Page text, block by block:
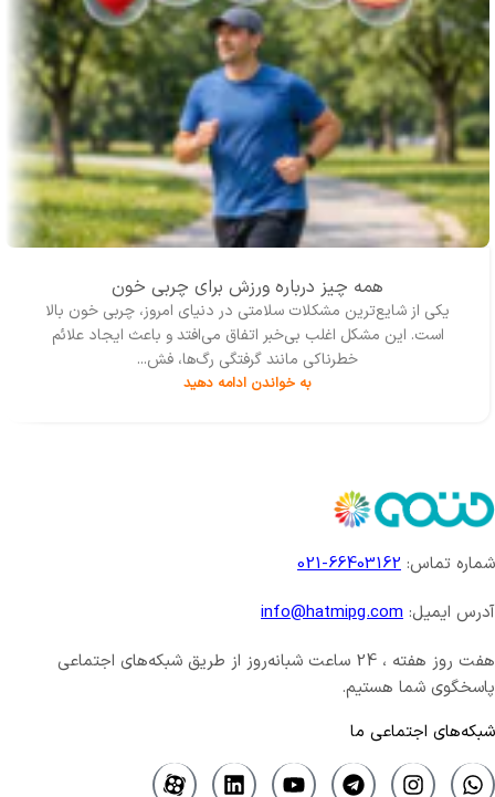
همه چیز درباره ورزش برای چربی خون
یکی از شایع‌ترین مشکلات سلامتی در دنیای امروز، چربی خون بالا
است. این مشکل اغلب بی‌خبر اتفاق می‌افتد و باعث ایجاد علائم
خطرناکی مانند گرفتگی رگ‌ها، فش...
به خواندن ادامه دهید
شماره تماس: 66403162-021
آدرس ایمیل: info@hatmipg.com
هفت روز هفته ، 24 ساعت شبانه‌روز از طریق شبکه‌های اجتماعی
پاسخگوی شما هستیم.
شبکه‌های اجتماعی ما